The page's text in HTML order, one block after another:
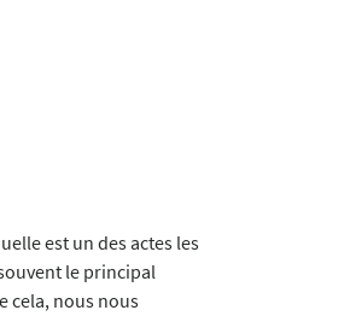
est un des actes les
le principal
cela, nous nous